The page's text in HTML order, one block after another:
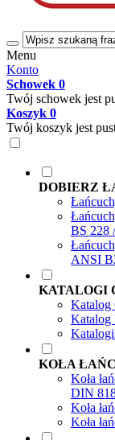
Menu
Konto
Schowek 0
Twój schowek jest
Koszyk 0
Twój koszyk jest
DOBIERZ
BS 228
ANSI
KATALOGI
Katalog
KOŁA
Koła
DIN
Koła
Koła